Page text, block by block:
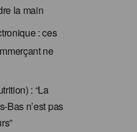
la main
: ces
ne
: “La
Bas n’est pas